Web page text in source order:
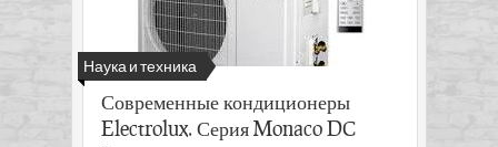
Наука и техника
Современные кондиционеры
Electrolux. Серия Monaco DC